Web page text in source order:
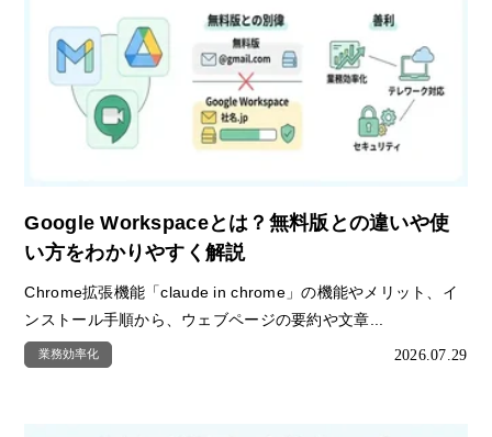
Google Workspaceとは？無料版との違いや使
い方をわかりやすく解説
Chrome拡張機能「claude in chrome」の機能やメリット、イ
ンストール手順から、ウェブページの要約や文章...
業務効率化 2026.07.29